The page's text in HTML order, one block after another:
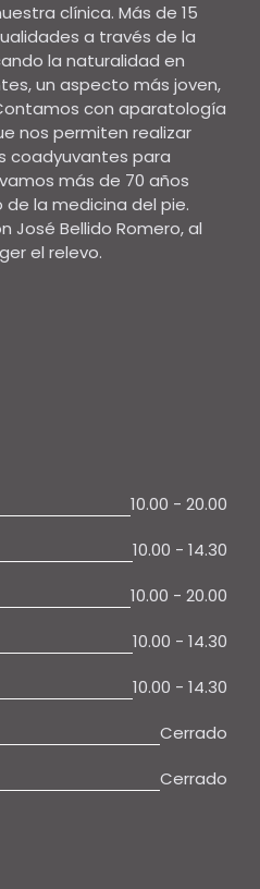
clínica. Más de 15
a través de la
la naturalidad en
un aspecto más joven,
con aparatología
nos permiten realizar
coadyuvantes para
más de 70 años
la medicina del pie.
José Bellido Romero, al
el relevo.
10.00 - 20.00
10.00 - 14.30
10.00 - 20.00
10.00 - 14.30
10.00 - 14.30
Cerrado
Cerrado